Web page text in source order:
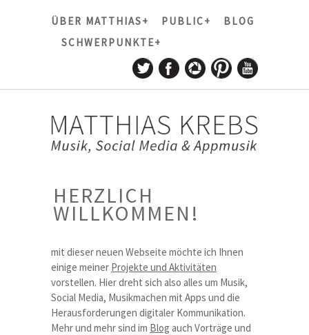
ÜBER MATTHIAS+ PUBLIC+
BLOG
SCHWERPUNKTE+
HERZLICH
WILLKOMMEN!
mit dieser neuen Webseite möchte ich Ihnen
einige meiner Projekte und Aktivitäten
vorstellen. Hier dreht sich also alles um Musik,
Social Media, Musikmachen mit Apps und die
Herausforderungen digitaler Kommunikation.
Mehr und mehr sind im Blog auch Vorträge und